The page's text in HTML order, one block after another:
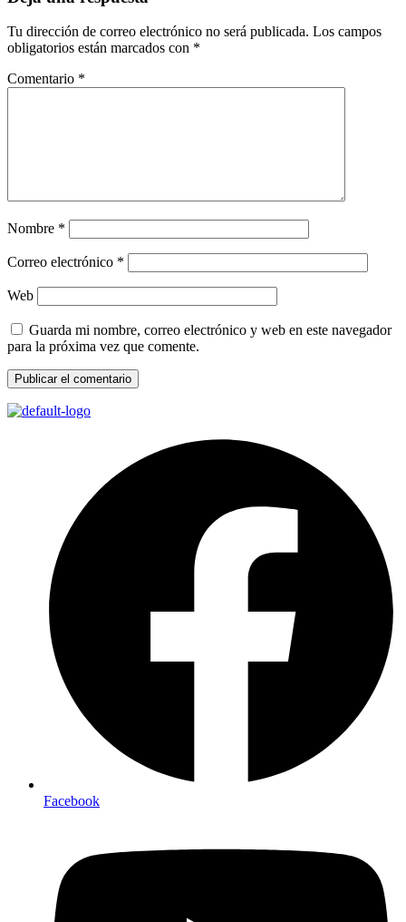
Tu dirección de correo electrónico no será publicada. Los campos
obligatorios están marcados con *
Comentario *
Nombre *
Correo electrónico *
Web
Guarda mi nombre, correo electrónico y web en este navegador
para la próxima vez que comente.
Facebook